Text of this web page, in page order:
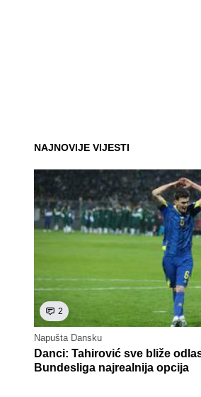
NAJNOVIJE VIJESTI
2
Napušta Dansku
Danci: Tahirović sve bliže
Bundesliga najrealnija opcija